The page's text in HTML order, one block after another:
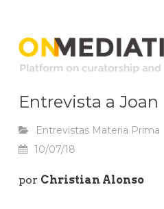
Entrevista a Joan
Entrevistas Materia Prima
10/07/18
por Christian Alonso